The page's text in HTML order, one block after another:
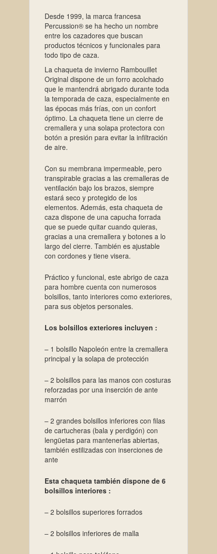
Desde 1999, la marca francesa
Percussion® se ha hecho un nombre
entre los cazadores que buscan
productos técnicos y funcionales para
todo tipo de caza.
La chaqueta de invierno Rambouillet
Original dispone de un forro acolchado
que le mantendrá abrigado durante toda
la temporada de caza, especialmente en
las épocas más frías, con un confort
óptimo. La chaqueta tiene un cierre de
cremallera y una solapa protectora con
botón a presión para evitar la infiltración
de aire.
Con su membrana impermeable, pero
transpirable gracias a las cremalleras de
ventilación bajo los brazos, siempre
estará seco y protegido de los
elementos. Además, esta chaqueta de
caza dispone de una capucha forrada
que se puede quitar cuando quieras,
gracias a una cremallera y botones a lo
largo del cierre. También es ajustable
con cordones y tiene visera.
Práctico y funcional, este abrigo de caza
para hombre cuenta con numerosos
bolsillos, tanto interiores como exteriores,
para sus objetos personales.
Los bolsillos exteriores incluyen :
– 1 bolsillo Napoleón entre la cremallera
principal y la solapa de protección
– 2 bolsillos para las manos con costuras
reforzadas por una inserción de ante
marrón
– 2 grandes bolsillos inferiores con filas
de cartucheras (bala y perdigón) con
lengüetas para mantenerlas abiertas,
también estilizadas con inserciones de
ante
Esta chaqueta también dispone de 6
bolsillos interiores :
– 2 bolsillos superiores forrados
– 2 bolsillos inferiores de malla